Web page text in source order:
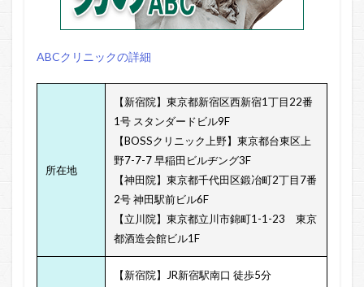
ABCクリニックの詳細
所在地
【新宿院】東京都新宿区西新宿1丁目22番
1号 スタンダードビル9F
【BOSSクリニック上野】東京都台東区上
野7-7-7 早稲田ビルヂング3F
【神田院】東京都千代田区鍛冶町2丁目7番
2号 神田駅前ビル6F
【立川院】東京都立川市錦町1-1-23 東京
都酒造会館ビル1F
【新宿院】JR新宿駅南口 徒歩5分